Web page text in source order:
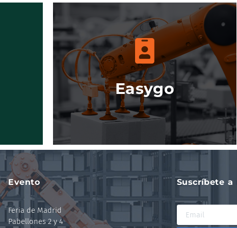
Easygo
Más info
Evento
Feria de Madrid
Pabellones 2 y 4
Suscríbete